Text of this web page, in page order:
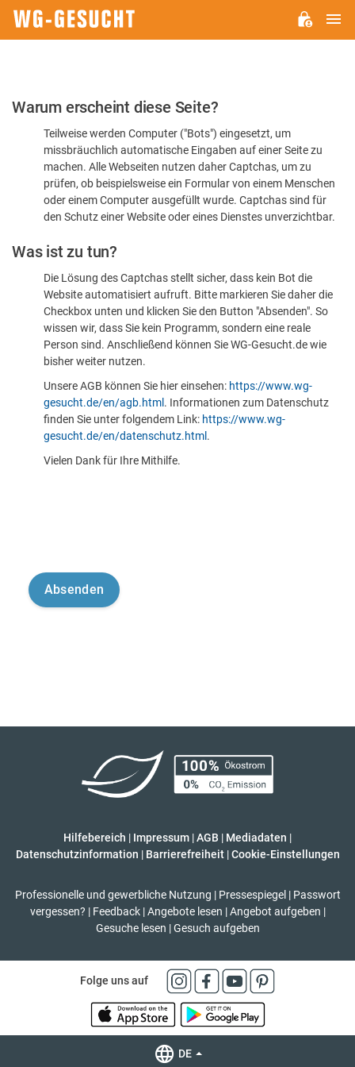
Bitte
dass
sind
Warum erscheint diese Seite?
Teilweise werden Computer ("Bots") eingesetzt, um
missbräuchlich automatische Eingaben auf einer Seite zu
machen. Alle Webseiten nutzen daher Captchas, um zu
prüfen, ob beispielsweise ein Formular von einem Menschen
oder einem Computer ausgefüllt wurde. Captchas sind für
den Schutz einer Website oder eines Dienstes unverzichtbar.
Was ist zu tun?
Die Lösung des Captchas stellt sicher, dass kein Bot die
Website automatisiert aufruft. Bitte markieren Sie daher die
Checkbox unten und klicken Sie den Button "Absenden". So
wissen wir, dass Sie kein Programm, sondern eine reale
Person sind. Anschließend können Sie WG-Gesucht.de wie
bisher weiter nutzen.
Unsere AGB können Sie hier einsehen: https://www.wg-
gesucht.de/en/agb.html . Informationen zum Datenschutz
finden Sie unter folgendem Link: https://www.wg-
gesucht.de/en/datenschutz.html .
Vielen Dank für Ihre Mithilfe.
Hilfebereich | Impressum |AGB | Mediadaten |
Datenschutzinformation | Barrierefreiheit | Cookie-Einstellungen
Professionelle und gewerbliche Nutzung | Pressespiegel | Passwort
vergessen? | Feedback | Angebote lesen | Angebot aufgeben |
Gesuche lesen | Gesuch aufgeben
Folge uns auf
DE